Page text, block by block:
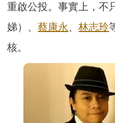
重啟公投。事實上，不
娣）、蔡康永、林志玲
核。